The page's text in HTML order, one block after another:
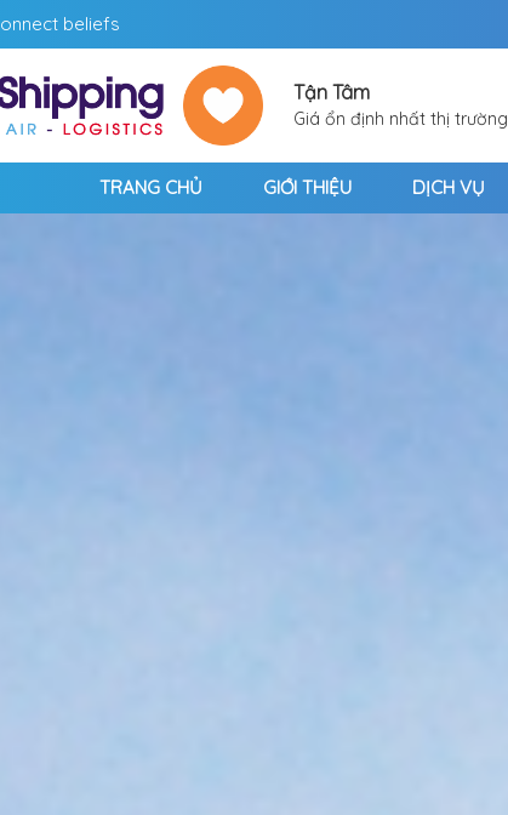
beliefs
Tận Tâm
Giá ổn định nhất thị trường
TRANG CHỦ GIỚI THIỆU DỊCH VỤ